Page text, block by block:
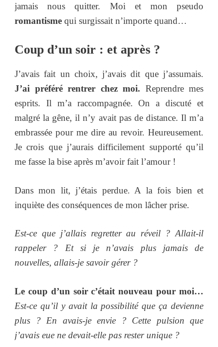
jamais nous quitter. Moi et mon pseudo
romantisme qui surgissait n’importe quand…
Coup d’un soir : et après ?
J’avais fait un choix, j’avais dit que j’assumais.
J’ai préféré rentrer chez moi. Reprendre mes
esprits. Il m’a raccompagnée. On a discuté et
malgré la gêne, il n’y avait pas de distance. Il m’a
embrassée pour me dire au revoir. Heureusement.
Je crois que j’aurais difficilement supporté qu’il
me fasse la bise après m’avoir fait l’amour !
Dans mon lit, j’étais perdue. A la fois bien et
inquiète des conséquences de mon lâcher prise.
Est-ce que j’allais regretter au réveil ? Allait-il
rappeler ? Et si je n’avais plus jamais de
nouvelles, allais-je savoir gérer ?
Le coup d’un soir c’était nouveau pour moi…
Est-ce qu’il y avait la possibilité que ça devienne
plus ? En avais-je envie ? Cette pulsion que
j’avais eue ne devait-elle pas rester unique ?